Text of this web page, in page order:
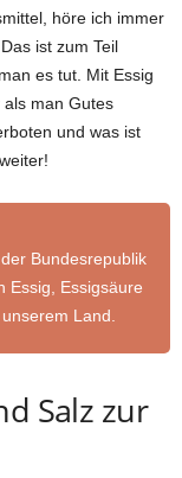
höre ich immer
ist zum Teil
es tut. Mit Essig
man Gutes
und was ist
Bundesrepublik
Essig, Essigsäure
Land.
Salz zur